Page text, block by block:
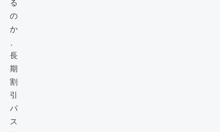
る
の
か
、
長
期
割
引
パ
ス